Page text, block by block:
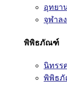
อุทยา
จุฬาล
พิพิธภัณฑ์
นิทรร
พิพิธ